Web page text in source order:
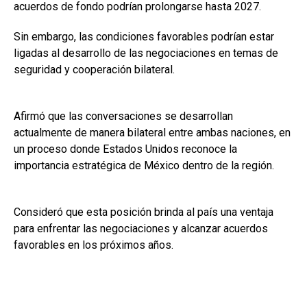
acuerdos de fondo podrían prolongarse hasta 2027.
Sin embargo, las condiciones favorables podrían estar
ligadas al desarrollo de las negociaciones en temas de
seguridad y cooperación bilateral.
Afirmó que las conversaciones se desarrollan
actualmente de manera bilateral entre ambas naciones, en
un proceso donde Estados Unidos reconoce la
importancia estratégica de México dentro de la región.
Consideró que esta posición brinda al país una ventaja
para enfrentar las negociaciones y alcanzar acuerdos
favorables en los próximos años.